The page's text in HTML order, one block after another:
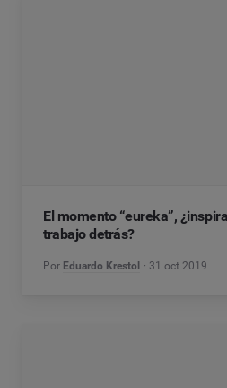
El momento “eureka”,
trabajo detrás?
Por Eduardo Krestol 31 oct 2019